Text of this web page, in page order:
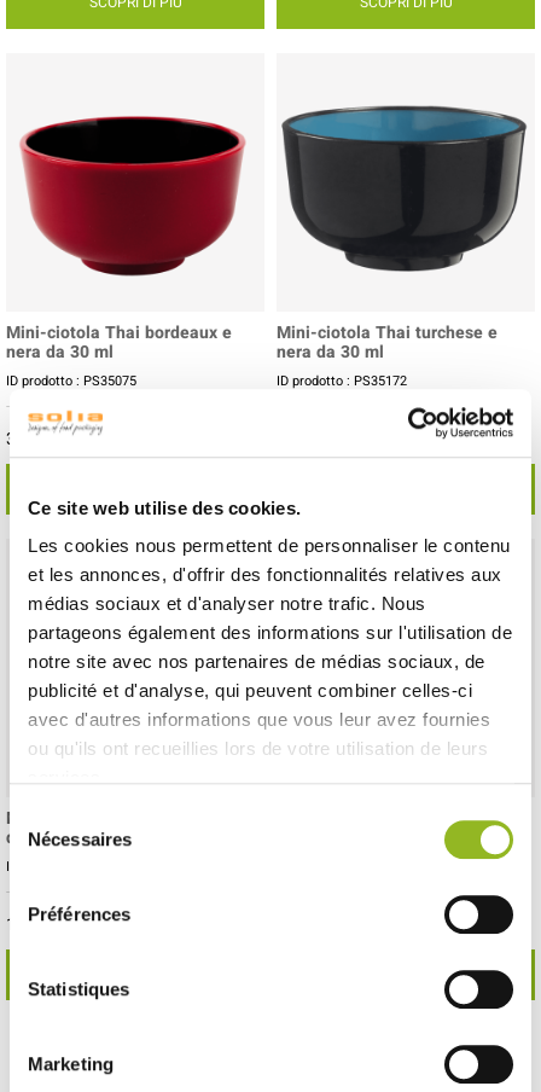
Ce site web utilise des cookies.
Les cookies nous permettent de personnaliser le contenu
et les annonces, d'offrir des fonctionnalités relatives aux
médias sociaux et d'analyser notre trafic. Nous
partageons également des informations sur l'utilisation de
notre site avec nos partenaires de médias sociaux, de
publicité et d'analyse, qui peuvent combiner celles-ci
avec d'autres informations que vous leur avez fournies
ou qu'ils ont recueillies lors de votre utilisation de leurs
Sélection
du Nécessaires
Préférences
Statistiques
Marketing
Mini-ciotola Thai bordeaux e
nera da 30 ml
ID prodotto : PS35075
- H28 Ø50 mm
30,20 € Il cartone
Mini-ciotola Thai turchese e
nera da 30 ml
ID prodotto : PS35172
- 1200 pezzi / cartone
Cioè 0.15 €l'unità
Mini-ciotola Thai gialla e nera
da 30 ml
ID prodotto : PS35173
- H28 Ø50 mm
181,20 € Il cartone
Mini-ciotola Thai nera e verde
- 1200 pezzi / cartone
0.15 € l'unità
SCOPRI DI PIÙ